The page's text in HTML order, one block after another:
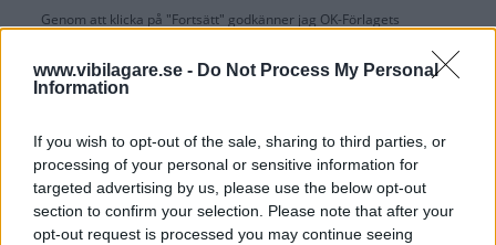
www.vibilagare.se - Do Not Process My Personal
Information
If you wish to opt-out of the sale, sharing to third parties, or
processing of your personal or sensitive information for
targeted advertising by us, please use the below opt-out
section to confirm your selection. Please note that after your
opt-out request is processed you may continue seeing
Genom att klicka på "Fortsätt" godkänner jag OK-Förlagets
OK-Förlagets integritetspolicy
Är du redan prenumerant på vår papperstidning?
Aktivera din digitala prenumeration utan kostnad här.